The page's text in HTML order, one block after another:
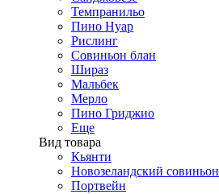
Темпранильо
Пино Нуар
Рислинг
Совиньон блан
Шираз
Мальбек
Мерло
Пино Гриджио
Еще
Вид товара
Кьянти
Новозеландский совиньон
Портвейн